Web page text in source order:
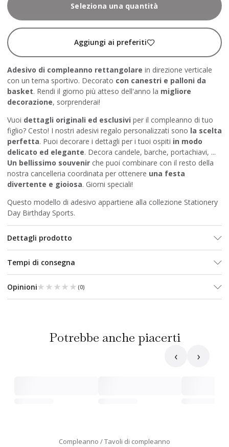
Seleziona una quantità
Aggiungi ai preferiti
Adesivo di compleanno rettangolare in direzione verticale
con un tema sportivo. Decorato con canestri e palloni da
basket. Rendi il giorno più atteso dell'anno la migliore
decorazione, sorprenderai!
Vuoi dettagli originali ed esclusivi per il compleanno di tuo
figlio? Cesto! I nostri adesivi regalo personalizzati sono la scelta
perfetta. Puoi decorare i dettagli per i tuoi ospiti in modo
delicato ed elegante. Decora candele, barche, portachiavi, ...
Un bellissimo souvenir che puoi combinare con il resto della
nostra cancelleria coordinata per ottenere una festa
divertente e gioiosa. Giorni speciali!
Questo modello di adesivo appartiene alla collezione Stationery
Day Birthday Sports.
Dettagli prodotto
Tempi di consegna
Opinioni★★★★★
★★★★★ (0)
Potrebbe anche piacerti
‹ ›
Compleanno Tavoli di compleanno